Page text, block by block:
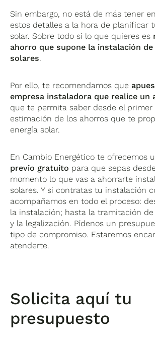
Sin embargo, no está de más tener
estos detalles a la hora de planificar
solar. Sobre todo si lo que quieres es
ahorro que supone la instalación de
solares.
Por ello, te recomendamos que
empresa instaladora que realice un
que te permita saber desde el
estimación de los ahorros que te
energía solar.
En Cambio Energético te ofrecemos
previo gratuito para que sepas
momento lo que vas a ahorrarte
solares. Y si contratas tu instalación
acompañamos en todo el proceso:
la instalación; hasta la tramitación
y la legalización. Pídenos un
tipo de compromiso. Estaremos
atenderte.
Solicita aquí tu
presupuesto